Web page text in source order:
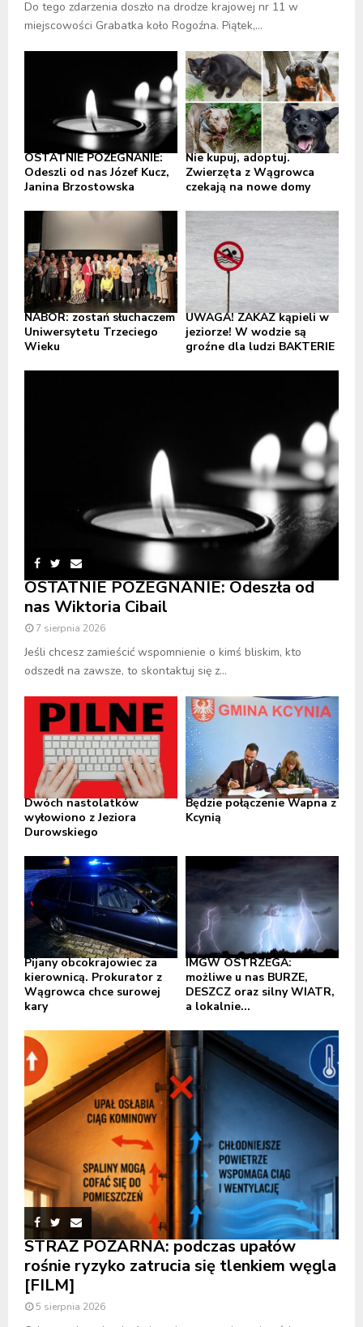
Do tego zdarzenia doszło na drodze krajowej nr 11 w
miejscowości Grabatka koło Rogoźna. Piątek,...
OSTATNIE POŻEGNANIE:
Odeszli od nas Józef Kucz,
Janina Brzostowska
Nie kupuj, adoptuj.
Zwierzęta z Wągrowca
czekają na nowe domy
NABÓR: zostań słuchaczem
Uniwersytetu Trzeciego
Wieku
UWAGA! ZAKAZ kąpieli w
jeziorze! W wodzie są
groźne dla ludzi BAKTERIE
OSTATNIE POŻEGNANIE: Odeszła od
nas Wiktoria Cibail
7 sierpnia 2026
Jeśli chcesz zamieścić wspomnienie o kimś bliskim, kto
odszedł na zawsze, to skontaktuj się z...
Dwóch nastolatków
wyłowiono z Jeziora
Durowskiego
Będzie połączenie Wapna z
Kcynią
Pijany obcokrajowiec za
kierownicą. Prokurator z
Wągrowca chce surowej
kary
IMGW OSTRZEGA:
możliwe u nas BURZE,
DESZCZ oraz silny WIATR,
a lokalnie...
STRAŻ POŻARNA: podczas upałów
rośnie ryzyko zatrucia się tlenkiem węgla
[FILM]
5 sierpnia 2026